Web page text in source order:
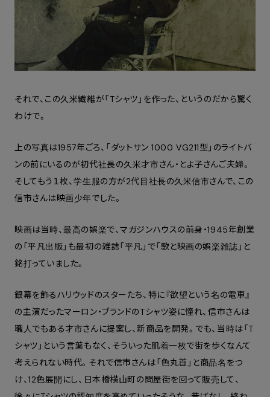
それで、この久米繊維が「Tシャツ」を作った、というのだから驚く
わけで。
上の写真は1957年ごろ、「ダットサン 1000 VG211型」のライトバ
ンの前にいるのが初代社長の久米才市さん・とよ子さんご夫婦。
そしてもう１枚、学生服の方が2代目社長の久米信市さんで、この
信市さんは映画少年でした。
映画は当時、最高の娯楽で、マガジンハウスの前身・1945年創業
の「平凡出版」も最初の雑誌「平凡」で「歌と映画の娯楽雑誌」と
銘打っていました。
銀幕を飾るハリウッドのスターたち、特に『欲望という名の電車』
の主演だったマーロン・ブランドのTシャツ姿に憧れ、信市さんは
職人でもある才市さんに提案し、新商品を開発。でも、当時は「T
シャツ」という言葉もなく、そういった肌着一枚で街を歩くなんて
考えられない時代。それで信市さんは「色丸首」と商品名をつ
け、12色展開にし、日本橋横山町の問屋街を回って販売して、